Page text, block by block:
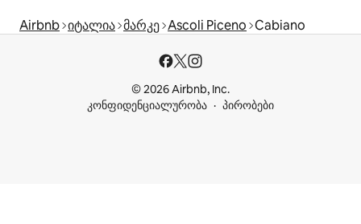
Airbnb იტალია მარკე Ascoli Piceno Cabiano
© 2026 Airbnb, Inc.
კონფიდენციალურობა
პირობები